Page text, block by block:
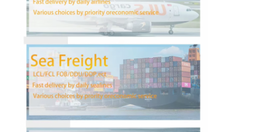
Carga internacional delantera
Flete aéreo delantero
transporte marítimo
Envío DDP desde China
envío expreso